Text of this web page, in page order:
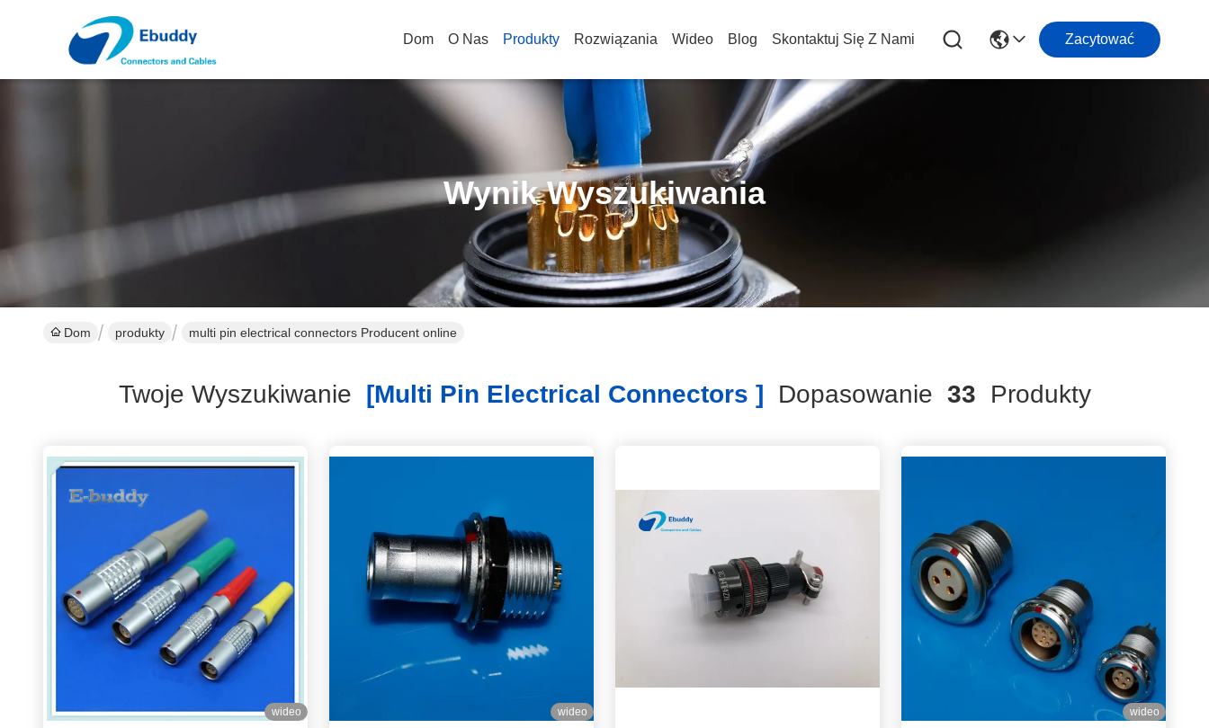
Dom O Nas Produkty Rozwiązania Wideo Blog Skontaktuj Się Z Nami Zacytować
Wynik Wyszukiwania
Dom produkty multi pin electrical connectors Producent online
Twoje Wyszukiwanie [multi Pin Electrical Connectors ] Dopasowanie 33 Produkty
wideo wideo wideo